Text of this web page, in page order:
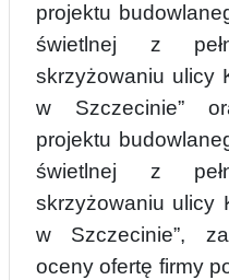
projektu
świetlnej z
skrzyżowaniu ulicy
w Szczecinie”
projektu
świetlnej z
skrzyżowaniu ulicy
w Szczecinie”,
oceny ofertę firmy